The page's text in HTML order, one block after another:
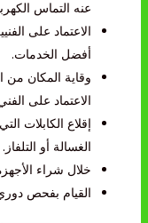
عنه التماس
الاعتماد على
أفضل الخدمات.
وقاية المكان من
الاعتماد على
إقلاع الكابلات
الغسالة أو التلفاز.
خلال شراء الأجهزة
القيام بفحص